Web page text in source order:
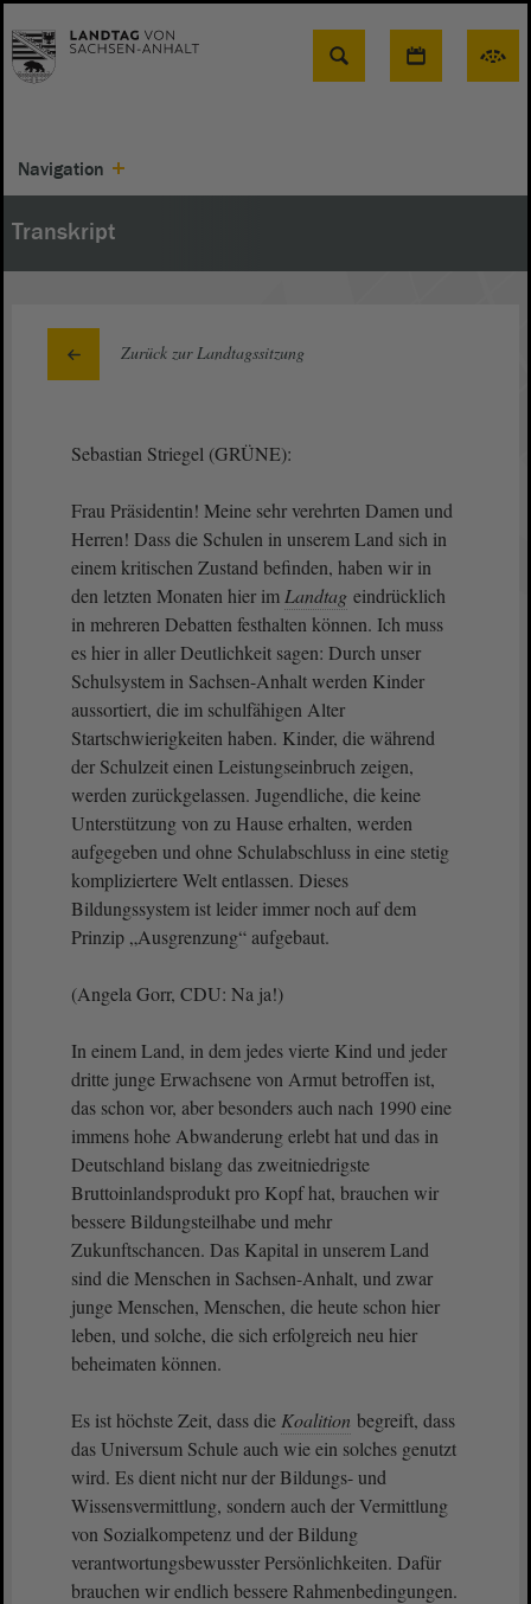
Suche
Navigation
Transkript
Zurück zur Landtagssitzung
Sebastian Striegel (GRÜNE):
Frau Präsidentin! Meine sehr verehrten Damen und
Herren! Dass die Schulen in unserem Land sich in
einem kritischen Zustand befinden, haben wir in
den letzten Monaten hier im Landtag eindrücklich
in mehreren Debatten festhalten können. Ich muss
es hier in aller Deutlichkeit sagen: Durch unser
Schulsystem in Sachsen-Anhalt werden Kinder
aussortiert, die im schulfähigen Alter
Startschwierigkeiten haben. Kinder, die während
der Schulzeit einen Leistungseinbruch zeigen,
werden zurückgelassen. Jugendliche, die keine
Unterstützung von zu Hause erhalten, werden
aufgegeben und ohne Schulabschluss in eine stetig
kompliziertere Welt entlassen. Dieses
Bildungssystem ist leider immer noch auf dem
Prinzip „Ausgrenzung“ aufgebaut.
(Angela Gorr, CDU: Na ja!)
In einem Land, in dem jedes vierte Kind und jeder
dritte junge Erwachsene von Armut betroffen ist,
das schon vor, aber besonders auch nach 1990 eine
immens hohe Abwanderung erlebt hat und das in
Deutschland bislang das zweitniedrigste
Bruttoinlandsprodukt pro Kopf hat, brauchen wir
bessere Bildungsteilhabe und mehr
Zukunftschancen. Das Kapital in unserem Land
sind die Menschen in Sachsen-Anhalt, und zwar
junge Menschen, Menschen, die heute schon hier
leben, und solche, die sich erfolgreich neu hier
beheimaten können.
Es ist höchste Zeit, dass die Koalition begreift, dass
das Universum Schule auch wie ein solches genutzt
wird. Es dient nicht nur der Bildungs- und
Wissensvermittlung, sondern auch der Vermittlung
von Sozialkompetenz und der Bildung
verantwortungsbewusster Persönlichkeiten. Dafür
brauchen wir endlich bessere Rahmenbedingungen.